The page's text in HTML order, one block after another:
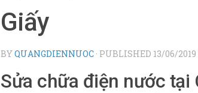
Giấy
BYQUANGDIENNUOC · PUBLISHED 13/06/2019
Sửa chữa điện nước tại